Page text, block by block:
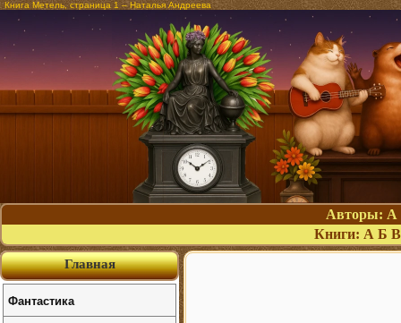
Книга Метель, страница 1 – Наталья Андреева
Авторы: А
Книги: А Б В
Главная
Фантастика